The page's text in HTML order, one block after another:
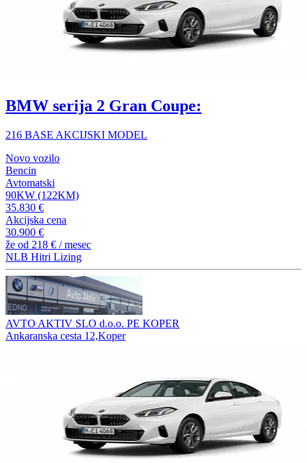
BMW serija 2 Gran Coupe:
216 BASE AKCIJSKI MODEL
Novo vozilo
Bencin
Avtomatski
90KW (122KM)
35.830 €
Akcijska cena
30.900 €
že od 218 € / mesec
NLB Hitri Lizing
AVTO AKTIV SLO d.o.o. PE KOPER
Ankaranska cesta 12,Koper